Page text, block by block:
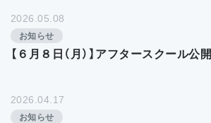
2026.05.08
お知らせ
【６月８日（月）】アフタースクール公開
2026.04.17
お知らせ